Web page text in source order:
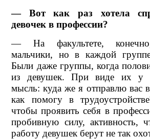
— Вот как раз хотела
девочек в профессии?
— На факультете,
мальчики, но в каждой
Были даже группы, когда
из девушек. При виде их у
мысль: куда же я отправлю вас
как помогу в
чтобы проявить себя в
пробивную силу, активность,
работу девушек берут не так